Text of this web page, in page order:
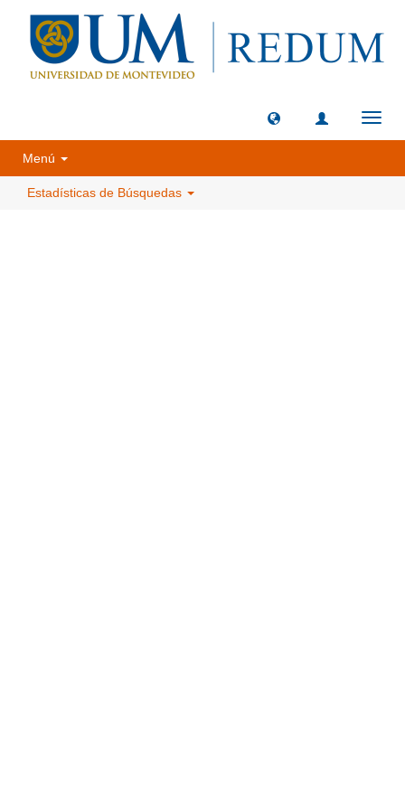
Menú
Estadísticas de Búsquedas